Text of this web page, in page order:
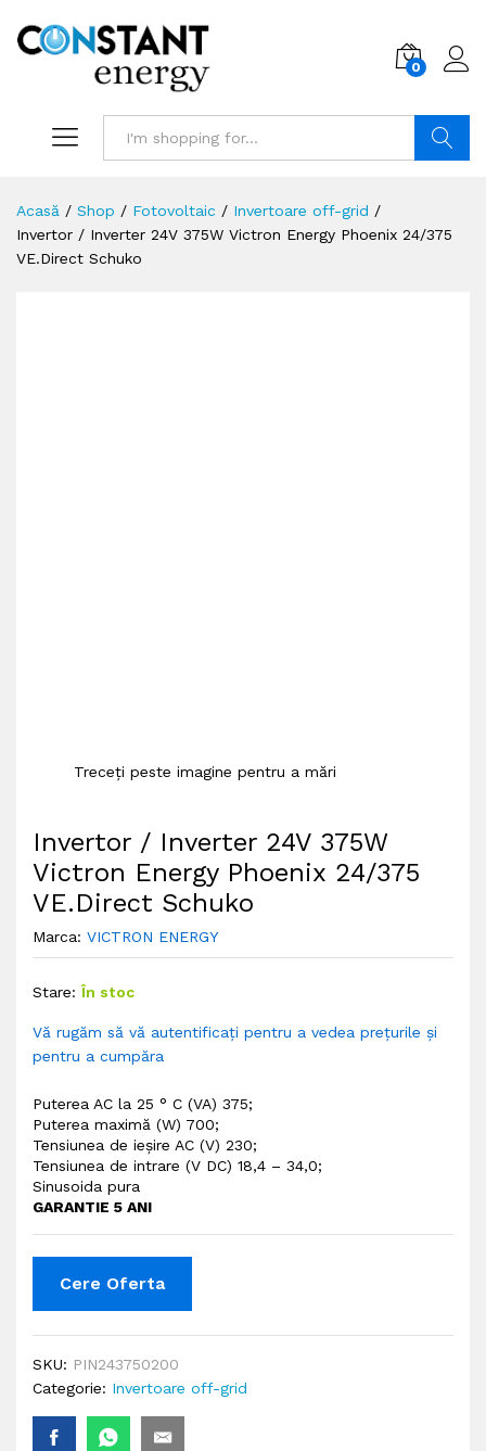
0
Acasă / Shop / Fotovoltaic / Invertoare off-grid /
Invertor / Inverter 24V 375W Victron Energy Phoenix 24/375
VE.Direct Schuko
Treceți peste imagine pentru a mări
Invertor / Inverter 24V 375W
Victron Energy Phoenix 24/375
VE.Direct Schuko
Marca: VICTRON ENERGY
Stare: În stoc
Vă rugăm să vă autentificați pentru a vedea prețurile și
pentru a cumpăra
Puterea AC la 25 ° C (VA) 375;
Puterea maximă (W) 700;
Tensiunea de ieșire AC (V) 230;
Tensiunea de intrare (V DC) 18,4 – 34,0;
Sinusoida pura
GARANTIE 5 ANI
Cere Oferta
SKU: PIN243750200
Categorie: Invertoare off-grid